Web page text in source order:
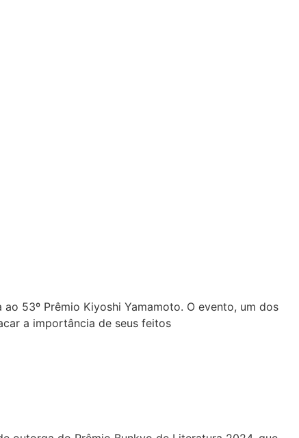
53º Prêmio Kiyoshi Yamamoto. O evento, um dos
a importância de seus feitos